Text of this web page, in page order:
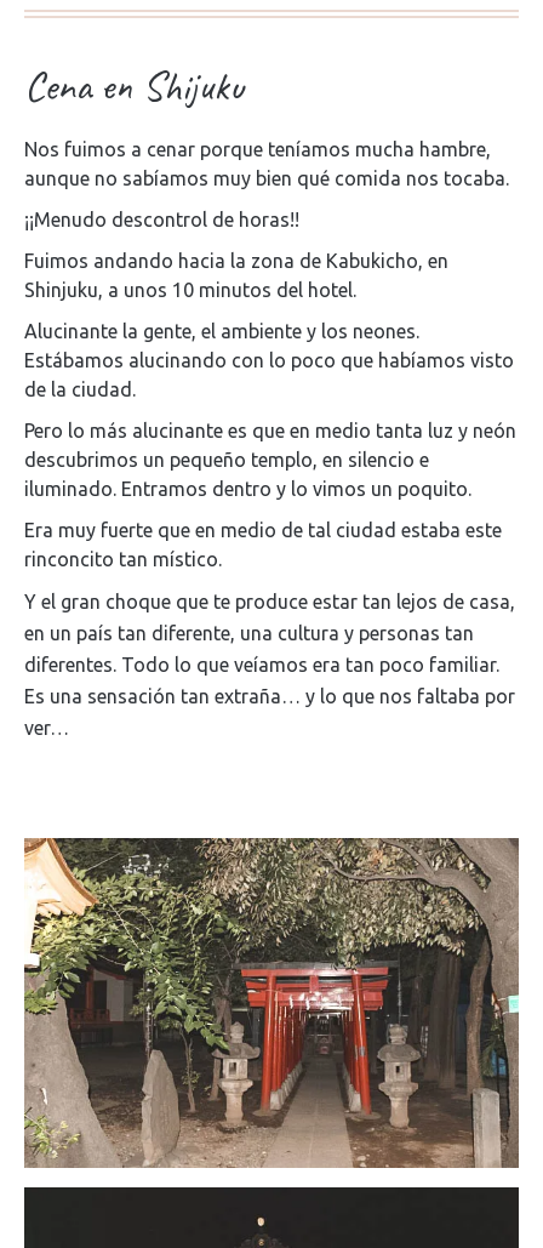
Cena en Shijuku
Nos fuimos a cenar porque teníamos mucha hambre,
aunque no sabíamos muy bien qué comida nos tocaba.
¡¡Menudo descontrol de horas!!
Fuimos andando hacia la zona de Kabukicho, en
Shinjuku, a unos 10 minutos del hotel.
Alucinante la gente, el ambiente y los neones.
Estábamos alucinando con lo poco que habíamos visto
de la ciudad.
Pero lo más alucinante es que en medio tanta luz y neón
descubrimos un pequeño templo, en silencio e
iluminado. Entramos dentro y lo vimos un poquito.
Era muy fuerte que en medio de tal ciudad estaba este
rinconcito tan místico.
Y el gran choque que te produce estar tan lejos de casa,
en un país tan diferente, una cultura y personas tan
diferentes. Todo lo que veíamos era tan poco familiar.
Es una sensación tan extraña… y lo que nos faltaba por
ver…